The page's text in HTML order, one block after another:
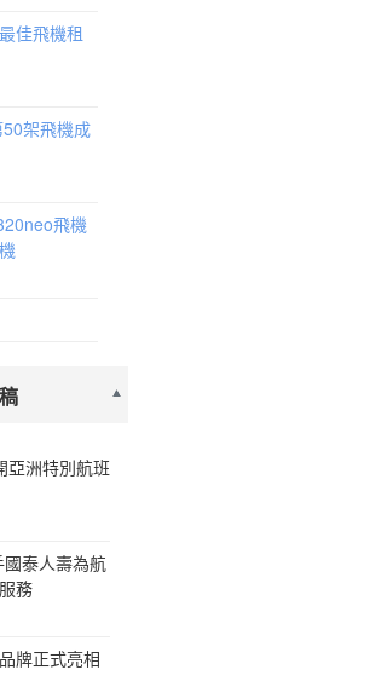
佳飛機租
架飛機成
飛機
亞洲特別航班
泰人壽為航
務
牌正式亮相